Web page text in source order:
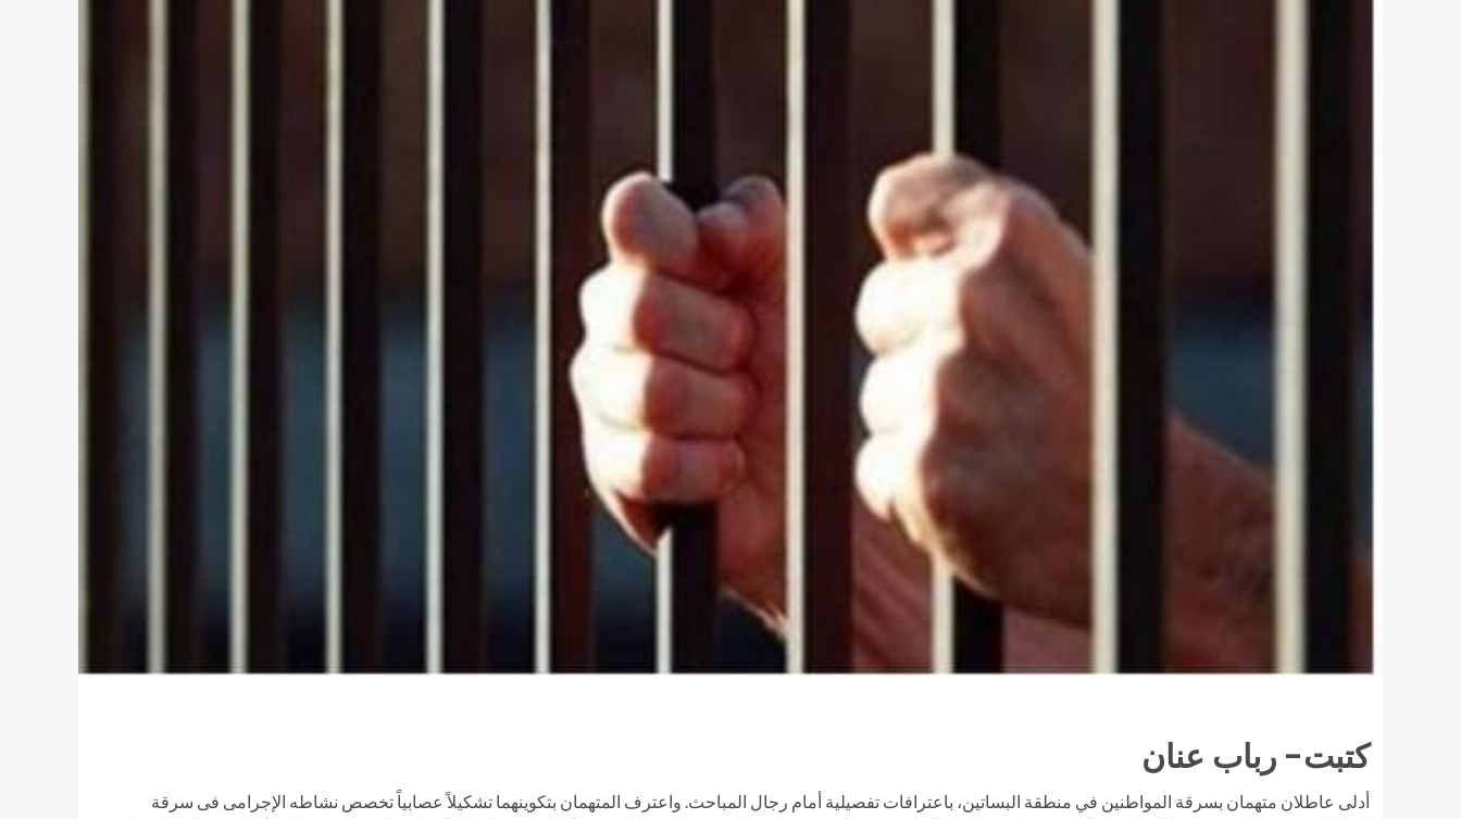
كتبت- رباب عنان
أدلى عاطلان متهمان بسرقة المواطنين في منطقة البساتين، باعترافات تفصيلية أمام رجال المباحث. واعترف المتهمان بتكوينهما تشكيلاً عصابياً تخصص نشاطه الإجرامى فى سرقة